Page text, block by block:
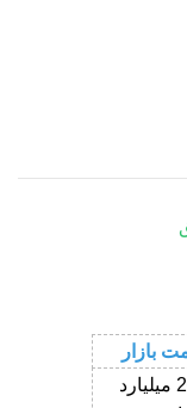
بازار
از 20,400 میلیارد